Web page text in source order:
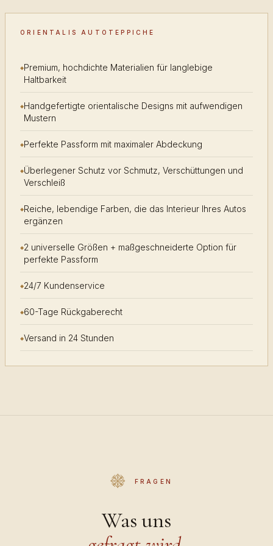
ORIENTALIS AUTOTEPPICHE
Premium, hochdichte Materialien für langlebige
Haltbarkeit
Handgefertigte orientalische Designs mit aufwendigen
Mustern
Perfekte Passform mit maximaler Abdeckung
Überlegener Schutz vor Schmutz, Verschüttungen und
Verschleiß
Reiche, lebendige Farben, die das Interieur Ihres Autos
ergänzen
2 universelle Größen + maßgeschneiderte Option für
perfekte Passform
24/7 Kundenservice
60-Tage Rückgaberecht
Versand in 24 Stunden
FRAGEN
Was uns